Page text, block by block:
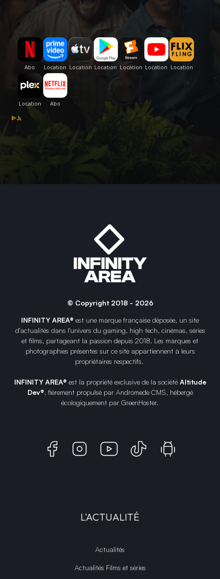
© Copyright 2018 - 2026
INFINITY AREA® est une marque française déposée, un site
d'actualités dans l'univers du gaming, high tech, cinémas, séries
et films, partageant la passion depuis 2018. Les marques et
photographies présentes sur ce site appartiennent à leurs
propriétaires respectifs.
INFINITY AREA® est la propriété exclusive de la société Altitude
Dev®, fièrement propulsé par Andromede CMS, hébergé
écologiquement par GreenHoster.
L'ACTUALITÉ
Actualités
Actualités Films et séries